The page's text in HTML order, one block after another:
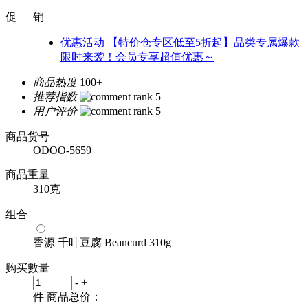
促 销
优惠活动
【特价仓专区低至5折起】品类专属爆款
限时来袭！会员专享超值优惠～
商品热度 100+
推荐指数
用户评价
商品货号
ODOO-5659
商品重量
310克
组合
香源 千叶豆腐 Beancurd 310g
购买數量
- +
件 商品总价：